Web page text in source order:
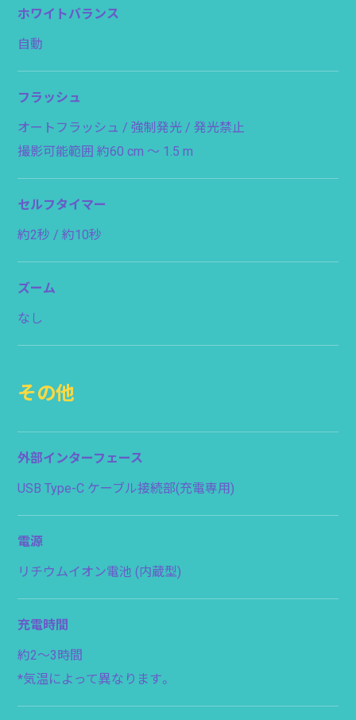
ホワイトバランス
自動
フラッシュ
オートフラッシュ / 強制発光 / 発光禁止
撮影可能範囲 約60 cm 〜 1.5 m
セルフタイマー
約2秒 / 約10秒
ズーム
なし
その他
外部インターフェース
USB Type-C ケーブル接続部(充電専用)
電源
リチウムイオン電池 (内蔵型)
充電時間
約2〜3時間
*気温によって異なります。